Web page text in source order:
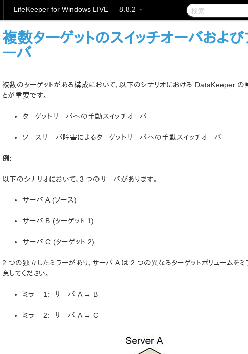
LifeKeeper for Windows LIVE — 8.8.2
複数ターゲットのスイッチオーバおよび
ーバ
複数のターゲットがある構成において、以下のシナリオにおける DataKeeper の
とが重要です。
ターゲットサーバへの手動スイッチオーバ
ソースサーバ障害によるターゲットサーバへの手動スイッチオーバ
例:
以下のシナリオにおいて、3 つのサーバがあります。
サーバ A (ソース)
サーバ B (ターゲット 1)
サーバ C (ターゲット 2)
2 つの独立したミラーがあり、サーバ A は 2 つの異なるターゲットボリュームをミ
意してください。
ミラー 1: サーバ A → B
ミラー 2: サーバ A → C